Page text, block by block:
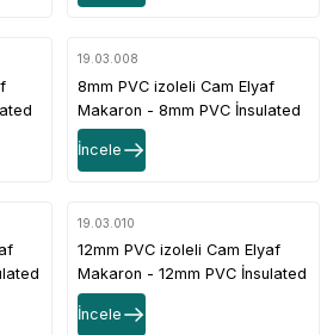
19.03.008
8mm PVC izoleli Cam Elyaf
Makaron - 8mm PVC İnsulated
Fiberglass Tubing
İncele
19.03.010
12mm PVC izoleli Cam Elyaf
Makaron - 12mm PVC İnsulated
Fiberglass Tubing
İncele